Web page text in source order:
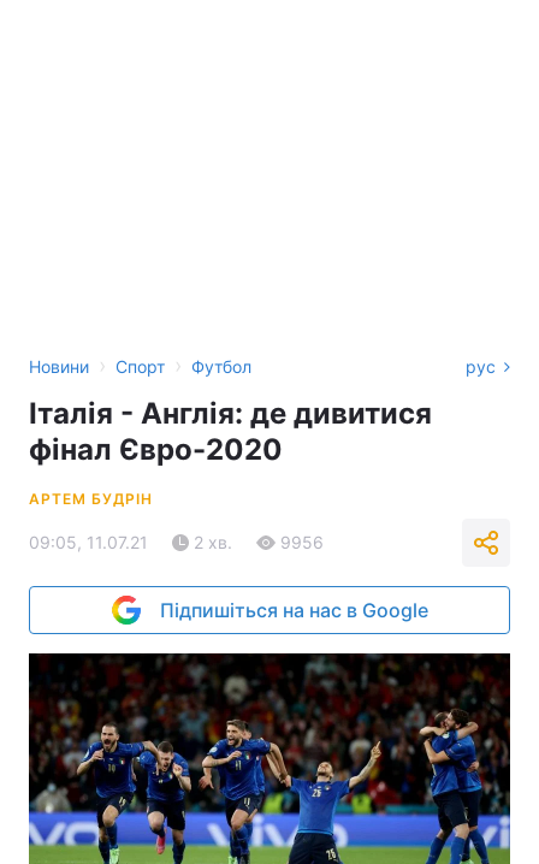
Новини › Спорт › Футбол рус
Італія - Англія: де дивитися
фінал Євро-2020
АРТЕМ БУДРІН
09:05, 11.07.21 2 хв. 9956
Підпишіться на нас в Google